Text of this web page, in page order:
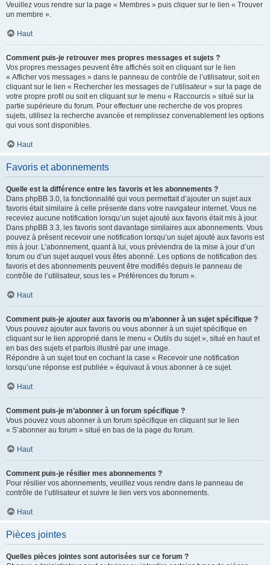
Veuillez vous rendre sur la page « Membres » puis cliquer sur le lien « Trouver
un membre ».
Haut
Comment puis-je retrouver mes propres messages et sujets ?
Vos propres messages peuvent être affichés soit en cliquant sur le lien
« Afficher vos messages » dans le panneau de contrôle de l’utilisateur, soit en
cliquant sur le lien « Rechercher les messages de l’utilisateur » sur la page de
votre propre profil ou soit en cliquant sur le menu « Raccourcis » situé sur la
partie supérieure du forum. Pour effectuer une recherche de vos propres
sujets, utilisez la recherche avancée et remplissez convenablement les options
qui vous sont disponibles.
Haut
Favoris et abonnements
Quelle est la différence entre les favoris et les abonnements ?
Dans phpBB 3.0, la fonctionnalité qui vous permettait d’ajouter un sujet aux
favoris était similaire à celle présente dans votre navigateur internet. Vous ne
receviez aucune notification lorsqu’un sujet ajouté aux favoris était mis à jour.
Dans phpBB 3.3, les favoris sont davantage similaires aux abonnements. Vous
pouvez à présent recevoir une notification lorsqu’un sujet ajouté aux favoris est
mis à jour. L’abonnement, quant à lui, vous préviendra de la mise à jour d’un
forum ou d’un sujet auquel vous êtes abonné. Les options de notification des
favoris et des abonnements peuvent être modifiés depuis le panneau de
contrôle de l’utilisateur, sous les « Préférences du forum ».
Haut
Comment puis-je ajouter aux favoris ou m’abonner à un sujet spécifique ?
Vous pouvez ajouter aux favoris ou vous abonner à un sujet spécifique en
cliquant sur le lien approprié dans le menu « Outils du sujet », situé en haut et
en bas des sujets et parfois illustré par une image.
Répondre à un sujet tout en cochant la case « Recevoir une notification
lorsqu’une réponse est publiée » équivaut à vous abonner à ce sujet.
Haut
Comment puis-je m’abonner à un forum spécifique ?
Vous pouvez vous abonner à un forum spécifique en cliquant sur le lien
« S’abonner au forum » situé en bas de la page du forum.
Haut
Comment puis-je résilier mes abonnements ?
Pour résilier vos abonnements, veuillez vous rendre dans le panneau de
contrôle de l’utilisateur et suivre le lien vers vos abonnements.
Haut
Pièces jointes
Quelles pièces jointes sont autorisées sur ce forum ?